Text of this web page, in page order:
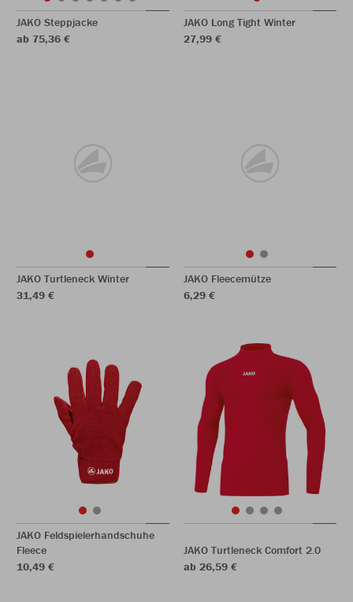
JAKO Steppjacke
ab 75,36 €
JAKO Long Tight Winter
27,99 €
JAKO Turtleneck Winter
31,49 €
JAKO Fleecemütze
6,29 €
JAKO Feldspielerhandschuhe
Fleece
10,49 €
JAKO Turtleneck Comfort 2.0
ab 26,59 €